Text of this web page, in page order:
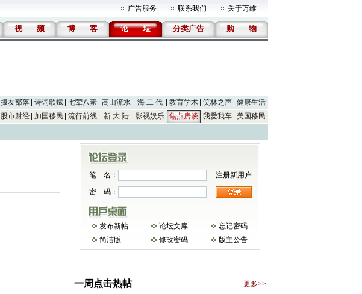
广告服务 联系我们 关于万维
视 频 博 客 论 坛 分类广告 购 物
摄友部落 诗词歌赋 七荤八素 高山流水 海 二 代 教育学术 笑林之声
健康生活
股市财经 加国移民 流行前线 新 大 陆 影视娱乐 焦点房谈 我爱我车 美国移民
笔 名：
注册新用户
密 码：
发布新帖 论坛文库
忘记密码
简洁版
修改密码 版主公告
一周点击热帖 更多>>